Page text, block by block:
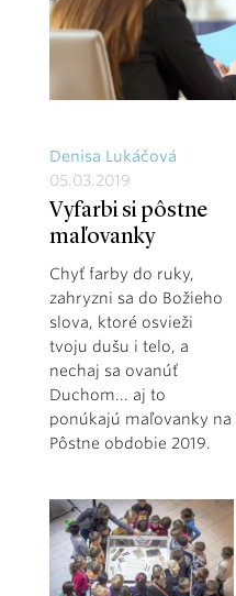
Denisa Lukáčová
05.03.2019
Vyfarbi si pôstne
maľovanky
Chyť farby do ruky,
zahryzni sa do Božieho
slova, ktoré osvieži
tvoju dušu i telo, a
nechaj sa ovanúť
Duchom... aj to
ponúkajú maľovanky na
Pôstne obdobie 2019.